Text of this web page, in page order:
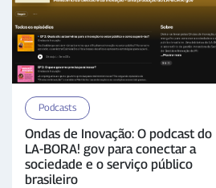
Podcasts
Ondas de Inovação: O podcast do
LA-BORA! gov para conectar a
sociedade e o serviço público
brasileiro